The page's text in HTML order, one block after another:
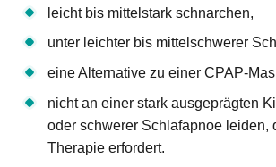
leicht bis mittelstark schnarchen,
unter leichter bis mittelschwerer
eine Alternative zu einer CPAP-
nicht an einer stark ausgeprägten
oder schwerer Schlafapnoe leiden,
Therapie erfordert.